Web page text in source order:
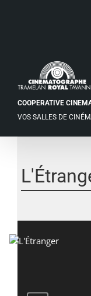
COOPERATIVE
VOS SALLES DE
agrandie